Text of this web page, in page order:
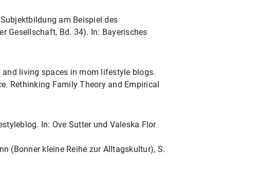
in Familien“, Vortrag im Rahmen
„Multilokalität von Familie“. „Familie –
Jugendinstitut e.V. München,
„Multilokalität von Familie“.
Turn“ am Deutschen Jugendinstitut e.V.
Institut für Empirische
und Regimes von Wissensarbeit
und Europäische
“neuen ökonomisierten Kreativbegriffs,
für Empirische Kulturwissenschaft
und biografische Zugänge.
am Beispiel des
Gesellschaft, Bd. 34). In: Bayerisches
living spaces in mom lifestyle blogs.
Rethinking Family Theory and Empirical
In: Ove Sutter und Valeska Flor
(Bonner kleine Reihe zur Alltagskultur), S.